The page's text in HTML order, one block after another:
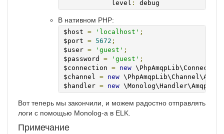
            level
: debug
В нативном PHP:
$host = 'localhost' ;
$port = 5672 ;
$user = 'guest' ;
$password = 'guest' ;
$connection = new
$channel = new \PhpAmqpLib\Channel\A
$handler = new
Вот теперь мы закончили, и можем радостно отправлять
логи с помощью Monolog-а в ELK.
Примечание